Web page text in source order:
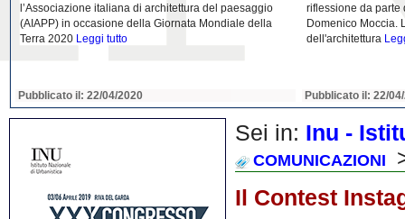
l’Associazione italiana di architettura del paesaggio
(AIAPP) in occasione della Giornata Mondiale della
Terra 2020 Leggi tutto
Pubblicato il: 22/04/2020
riflessione da parte
Domenico Moccia.
dell'architettura
Pubblicato il: 22/
Sei in: Inu -
COMUNICAZIONI
Il Contest